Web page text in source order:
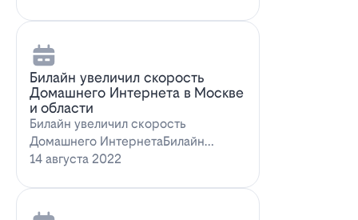
Билайн увеличил скорость
Домашнего Интернета в Москве
и области
Билайн увеличил скорость
Домашнего ИнтернетаБилайн
увеличил скорость Домашнего
14 августа 2022